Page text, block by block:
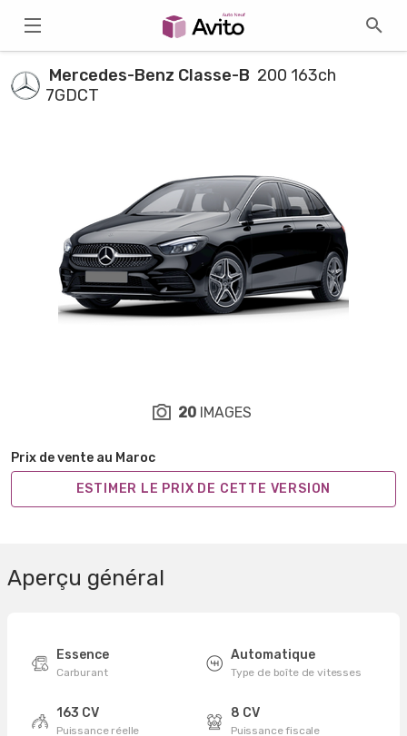
Mercedes-Benz Classe-B 200 163ch
7GDCT
Prix de vente au Maroc
ESTIMER LE PRIX DE CETTE VERSION
20 IMAGES
Aperçu général
Essence
Carburant
Automatique
Type de boîte de vitesses
163 CV
Puissance réelle
8 CV
Puissance fiscale